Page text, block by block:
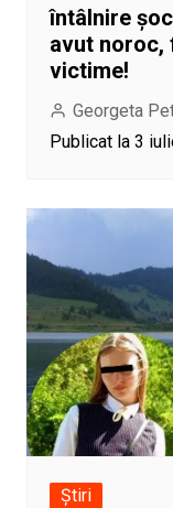
întâlnire
avut noroc,
victime!
Georgeta
Publicat la 3
Știri